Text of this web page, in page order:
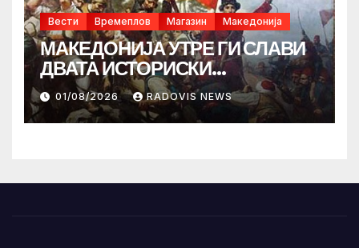
Вести Времеплов Магазин Македонија
МАКЕДОНИЈА УТРЕ ГИ СЛАВИ
ДВАТА ИСТОРИСКИ
ИЛИНДЕНА!
01/08/2026 RADOVIS NEWS